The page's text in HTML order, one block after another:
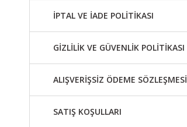
İPTAL VE İADE POLİTİKASI
GİZLİLİK VE GÜVENLİK POLİTİKASI
ALIŞVERİŞSİZ ÖDEME SÖZLEŞMESİ
SATIŞ KOŞULLARI